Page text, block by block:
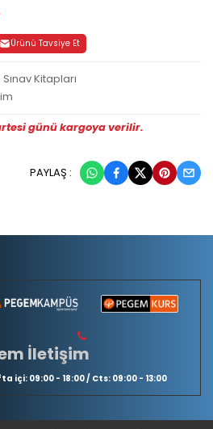
Ürünü Tavsiye Et
Kitapları
günü kargoya verilir.
PAYLAŞ :
İletişim
içi: 09:00 - 18:00 / Cts: 09:00 - 13:00